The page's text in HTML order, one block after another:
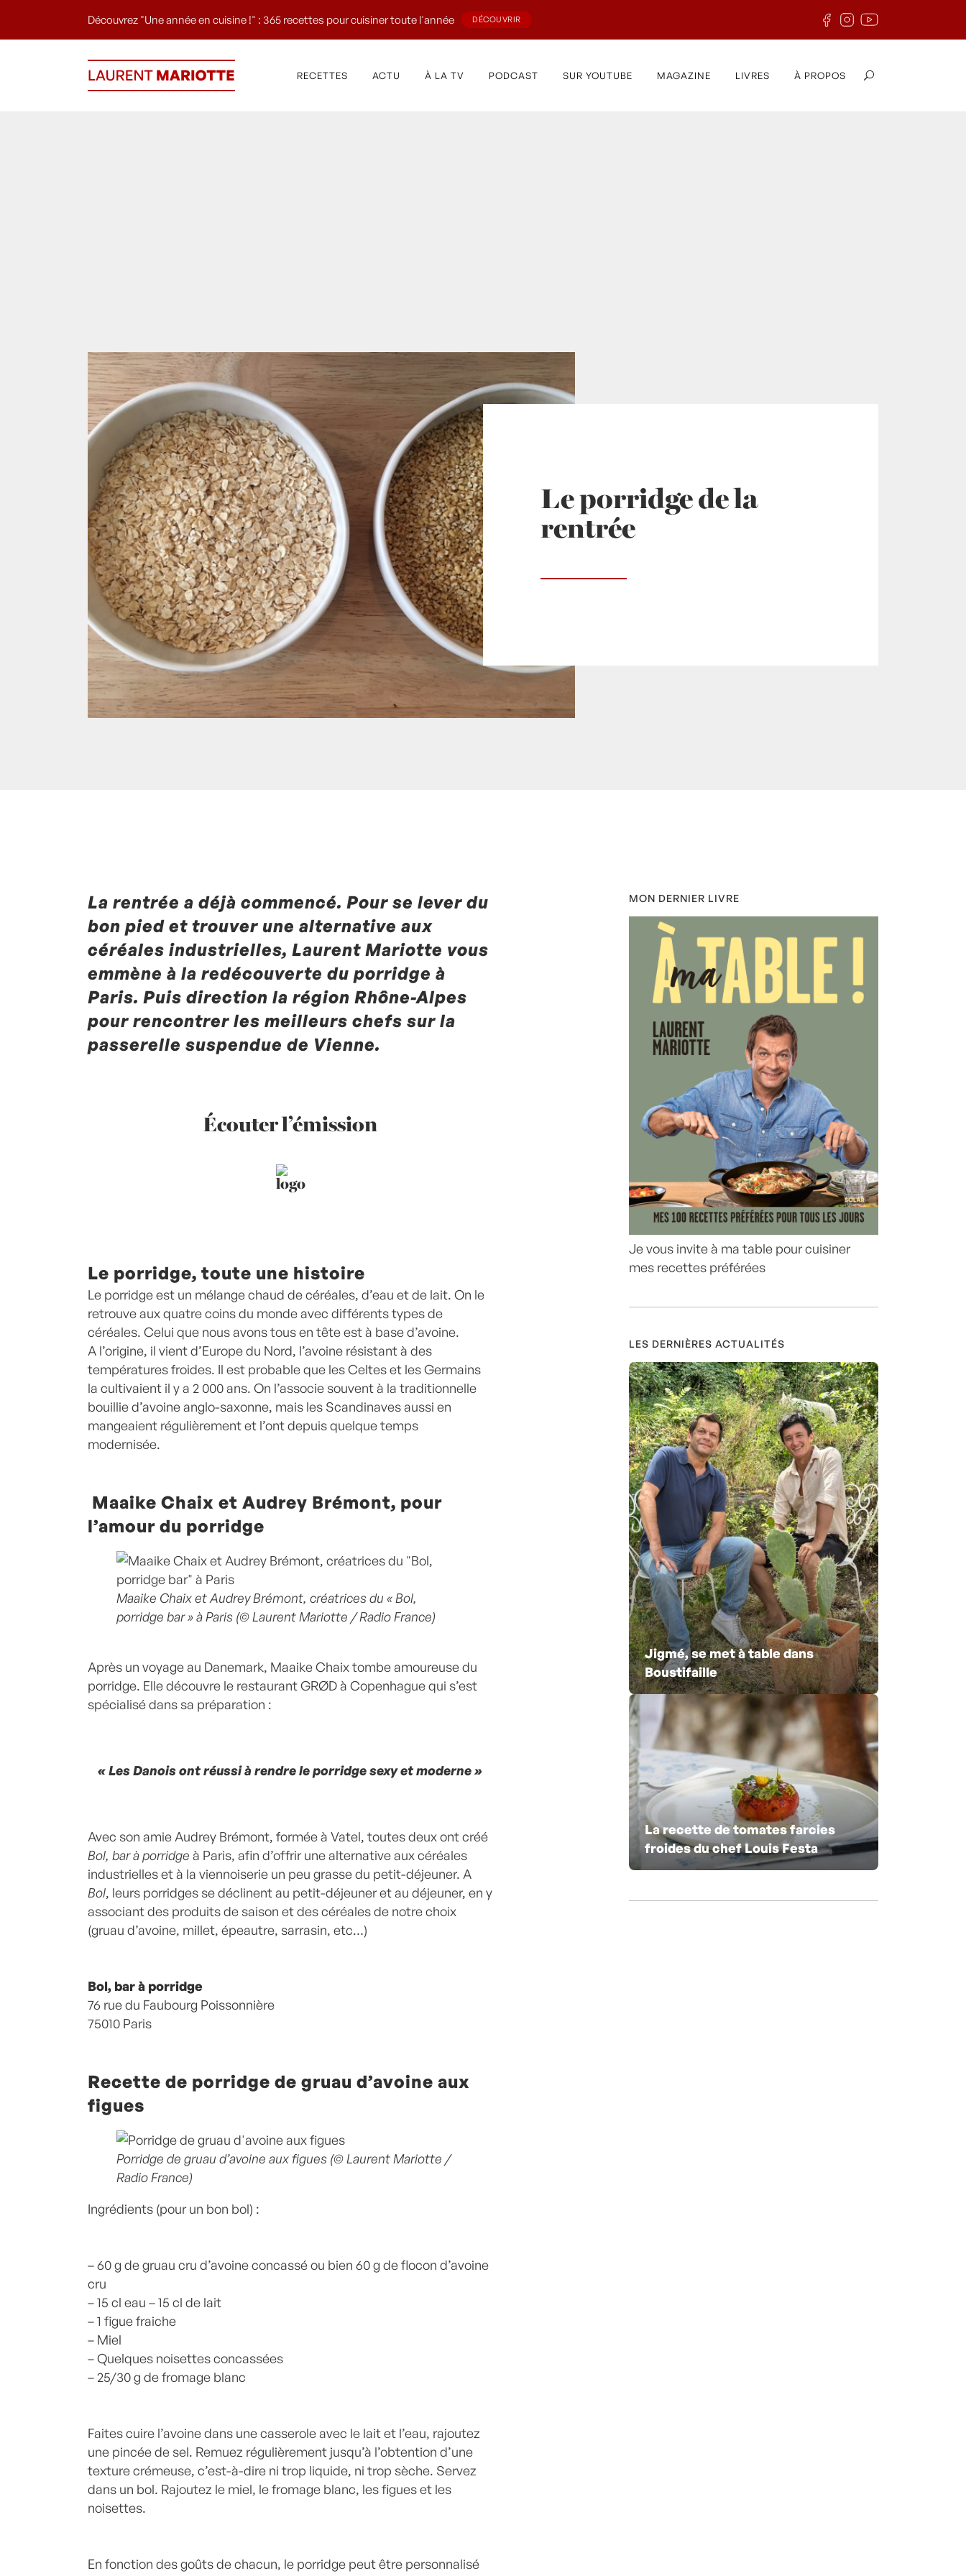
Découvrez "Une année en cuisine !" : 365 recettes pour cuisiner toute l'année DÉCOUVRIR
RECETTES ACTU À LA TV PODCAST SUR YOUTUBE MAGAZINE LIVRES À PROPOS
Le porridge de la
rentrée
Posté à 12:37hin- Radio -, Avoine,Céréales Figue,Fromage blanc,
Lait
Miel, Noisette, Laurent Mariotte
Commentaires
La rentrée a déjà commencé. Pour se lever du
bon pied et trouver une alternative aux
céréales industrielles, Laurent Mariotte vous
emmène à la redécouverte du porridge à
Paris. Puis direction la région Rhône-Alpes
pour rencontrer les meilleurs chefs sur la
passerelle suspendue de Vienne.
Écouter l’émission
Le porridge, toute une histoire
Le porridge est un mélange chaud de céréales, d’eau et de lait. On le
retrouve aux quatre coins du monde avec différents types de
céréales. Celui que nous avons tous en tête est à base d’avoine.
A l’origine, il vient d’Europe du Nord, l’avoine résistant à des
températures froides. Il est probable que les Celtes et les Germains
la cultivaient il y a 2 000 ans. On l’associe souvent à la traditionnelle
bouillie d’avoine anglo-saxonne, mais les Scandinaves aussi en
mangeaient régulièrement et l’ont depuis quelque temps
modernisée.
Maaike Chaix et Audrey Brémont, pour
l’amour du porridge
Maaike Chaix et Audrey Brémont, créatrices du « Bol,
porridge bar » à Paris (© Laurent Mariotte / Radio France)
Après un voyage au Danemark, Maaike Chaix tombe amoureuse du
porridge. Elle découvre le restaurant GRØD à Copenhague qui s’est
spécialisé dans sa préparation :
« Les Danois ont réussi à rendre le porridge sexy et moderne »
Avec son amie Audrey Brémont, formée à Vatel, toutes deux ont créé
Bol, bar à porridge à Paris, afin d’offrir une alternative aux céréales
industrielles et à la viennoiserie un peu grasse du petit-déjeuner. A
Bol, leurs porridges se déclinent au petit-déjeuner et au déjeuner, en y
associant des produits de saison et des céréales de notre choix
(gruau d’avoine, millet, épeautre, sarrasin, etc…)
Bol, bar à porridge
76 rue du Faubourg Poissonnière
75010 Paris
Recette de porridge de gruau d’avoine aux
figues
Porridge de gruau d’avoine aux figues (© Laurent Mariotte /
Radio France)
Ingrédients (pour un bon bol) :
– 60 g de gruau cru d’avoine concassé ou bien 60 g de flocon d’avoine
cru
– 15 cl eau – 15 cl de lait
– 1 figue fraiche
– Miel
– Quelques noisettes concassées
– 25/30 g de fromage blanc
Faites cuire l’avoine dans une casserole avec le lait et l’eau, rajoutez
une pincée de sel. Remuez régulièrement jusqu’à l’obtention d’une
texture crémeuse, c’est-à-dire ni trop liquide, ni trop sèche. Servez
dans un bol. Rajoutez le miel, le fromage blanc, les figues et les
noisettes.
En fonction des goûts de chacun, le porridge peut être personnalisé
MON DERNIER LIVRE
Je vous invite à ma table pour cuisiner
mes recettes préférées
LES DERNIÈRES ACTUALITÉS
Jigmé, se met à table dans
Boustifaille
La recette de tomates farcies
froides du chef Louis Festa